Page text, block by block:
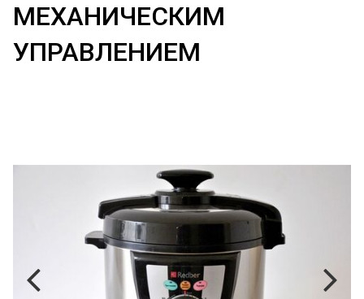
МЕХАНИЧЕСКИМ
УПРАВЛЕНИЕМ